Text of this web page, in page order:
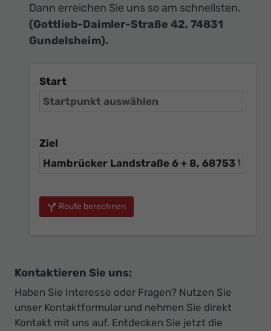
Dann erreichen Sie uns so am schnellsten.
(Gottlieb-Daimler-Straße 42, 74831
Gundelsheim).
Start
Ziel
Route berechnen
Kontaktieren Sie uns:
Haben Sie Interesse oder Fragen? Nutzen Sie
unser Kontaktformular und nehmen Sie direkt
Kontakt mit uns auf. Entdecken Sie jetzt die